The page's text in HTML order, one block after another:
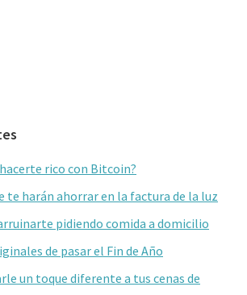
hacerte rico con Bitcoin?
te harán ahorrar en la factura de la luz
pidiendo comida a domicilio
de pasar el Fin de Año
un toque diferente a tus cenas de